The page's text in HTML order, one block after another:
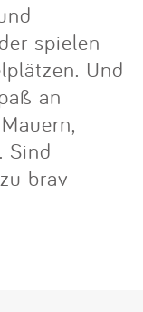
spielen
Und
an
Sind
brav